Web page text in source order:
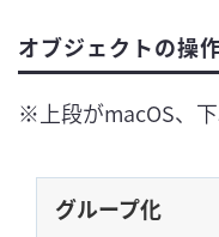
オブジェクトの操
※上段がmacOS、
グループ化